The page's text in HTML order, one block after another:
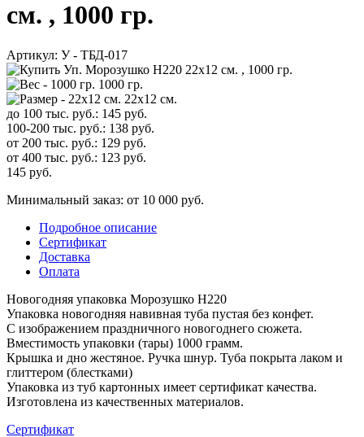
см. , 1000 гр.
Артикул: У - ТБД-017
1000 гр.
22х12 см.
до 100 тыс. руб.: 145 руб.
100-200 тыс. руб.: 138 руб.
от 200 тыс. руб.: 129 руб.
от 400 тыс. руб.: 123 руб.
145 руб.
Минимальный заказ: от 10 000 руб.
Подробное описание
Сертификат
Доставка
Оплата
Новогодняя упаковка Морозушко H220
Упаковка новогодняя навивная туба пустая без конфет.
С изображением праздничного новогоднего сюжета.
Вместимость упаковки (тары) 1000 грамм.
Крышка и дно жестяное. Ручка шнур. Туба покрыта лаком и
глиттером (блестками)
Упаковка из туб картонных имеет сертификат качества.
Изготовлена из качественных материалов.
Сертификат